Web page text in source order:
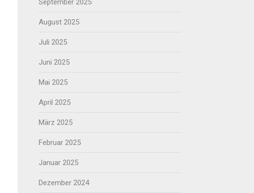
September 2025
August 2025
Juli 2025
Juni 2025
Mai 2025
April 2025
März 2025
Februar 2025
Januar 2025
Dezember 2024